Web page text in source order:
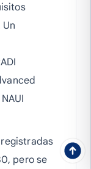
pero se